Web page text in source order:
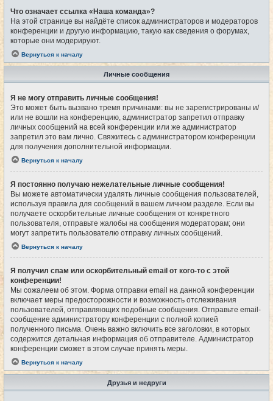
Что означает ссылка «Наша команда»?
На этой странице вы найдёте список администраторов и модераторов
конференции и другую информацию, такую как сведения о форумах,
которые они модерируют.
Вернуться к началу
Личные сообщения
Я не могу отправить личные сообщения!
Это может быть вызвано тремя причинами: вы не зарегистрированы и/
или не вошли на конференцию, администратор запретил отправку
личных сообщений на всей конференции или же администратор
запретил это вам лично. Свяжитесь с администратором конференции
для получения дополнительной информации.
Вернуться к началу
Я постоянно получаю нежелательные личные сообщения!
Вы можете автоматически удалять личные сообщения пользователей,
используя правила для сообщений в вашем личном разделе. Если вы
получаете оскорбительные личные сообщения от конкретного
пользователя, отправьте жалобы на сообщения модераторам; они
могут запретить пользователю отправку личных сообщений.
Вернуться к началу
Я получил спам или оскорбительный email от кого-то с этой
конференции!
Мы сожалеем об этом. Форма отправки email на данной конференции
включает меры предосторожности и возможность отслеживания
пользователей, отправляющих подобные сообщения. Отправьте email-
сообщение администратору конференции с полной копией
полученного письма. Очень важно включить все заголовки, в которых
содержится детальная информация об отправителе. Администратор
конференции сможет в этом случае принять меры.
Вернуться к началу
Друзья и недруги